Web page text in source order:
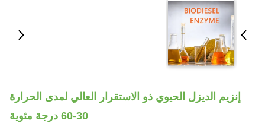
إنزيم الديزل الحيوي ذو الاستقرار العالي لمدى الحرارة
30-60 درجة مئوية